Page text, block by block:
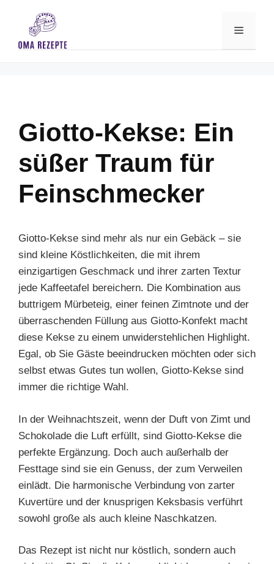
content
Menu
Giotto-Kekse: Ein
süßer Traum für
Feinschmecker
Giotto-Kekse sind mehr als nur ein Gebäck – sie
sind kleine Köstlichkeiten, die mit ihrem
einzigartigen Geschmack und ihrer zarten Textur
jede Kaffeetafel bereichern. Die Kombination aus
buttrigem Mürbeteig, einer feinen Zimtnote und der
überraschenden Füllung aus Giotto-Konfekt macht
diese Kekse zu einem unwiderstehlichen Highlight.
Egal, ob Sie Gäste beeindrucken möchten oder sich
selbst etwas Gutes tun wollen, Giotto-Kekse sind
immer die richtige Wahl.
In der Weihnachtszeit, wenn der Duft von Zimt und
Schokolade die Luft erfüllt, sind Giotto-Kekse die
perfekte Ergänzung. Doch auch außerhalb der
Festtage sind sie ein Genuss, der zum Verweilen
einlädt. Die harmonische Verbindung von zarter
Kuvertüre und der knusprigen Keksbasis verführt
sowohl große als auch kleine Naschkatzen.
Das Rezept ist nicht nur köstlich, sondern auch